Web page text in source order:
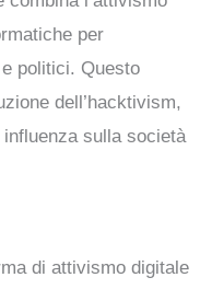
per
politici. Questo
dell’hacktivism,
sulla società
di attivismo digitale